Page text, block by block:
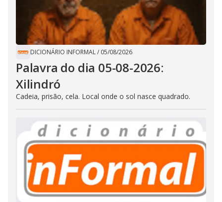
DICIONÁRIO INFORMAL/ 05/08/2026
Palavra do dia 05-08-2026:
Xilindró
Cadeia, prisão, cela. Local onde o sol nasce quadrado.